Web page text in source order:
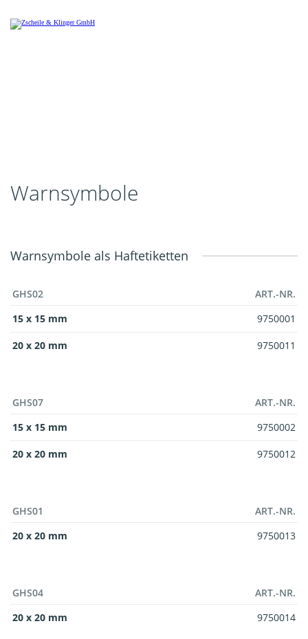
Warnsymbole
Warnsymbole als Haftetiketten
GHS02
ART.-NR.
15 x 15 mm
9750001
20 x 20 mm 9750011
GHS07
ART.-NR.
15 x 15 mm
9750002
20 x 20 mm 9750012
GHS01
ART.-NR.
20 x 20 mm
9750013
GHS04
ART.-NR.
20 x 20 mm
9750014